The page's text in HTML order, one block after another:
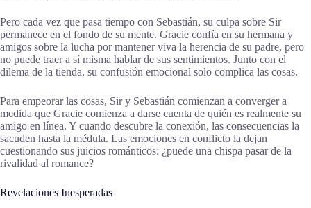
Pero cada vez que pasa tiempo con Sebastián, su culpa sobre Sir
permanece en el fondo de su mente. Gracie confía en su hermana y
amigos sobre la lucha por mantener viva la herencia de su padre, pero
no puede traer a sí misma hablar de sus sentimientos. Junto con el
dilema de la tienda, su confusión emocional solo complica las cosas.
Para empeorar las cosas, Sir y Sebastián comienzan a converger a
medida que Gracie comienza a darse cuenta de quién es realmente su
amigo en línea. Y cuando descubre la conexión, las consecuencias la
sacuden hasta la médula. Las emociones en conflicto la dejan
cuestionando sus juicios románticos: ¿puede una chispa pasar de la
rivalidad al romance?
Revelaciones Inesperadas